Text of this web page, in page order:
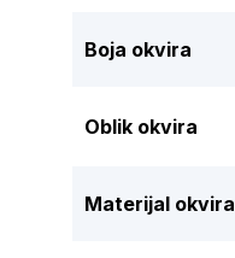
Boja okvira
Oblik okvira
Materijal okvira